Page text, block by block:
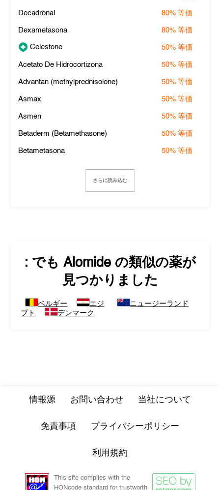
Decadronal 80% 等価
Dexametasona 80% 等価
Celestone 50% 等価
Acetato De Hidrocortizona 50% 等価
Advantan (methylprednisolone) 50% 等価
Asmax 50% 等価
Asmen 50% 等価
Betaderm (Betamethasone) 50% 等価
Betametasona 50% 等価
さらに読み込む
: でも Alomide の類似の薬が
見つかりました
ベルギー
エジ
プト
デンマーク
ニュージーランド
情報源 お問い合わせ 当社について
免責事項 プライバシーポリシー
利用規約
This site complies with the
HONcode standard for trustworth